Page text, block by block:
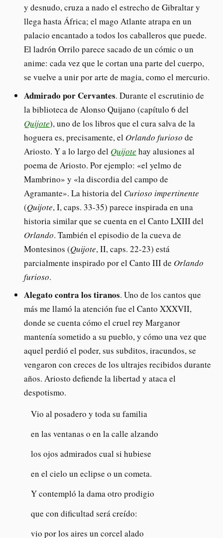
y desnudo, cruza a nado el estrecho de Gibraltar y
llega hasta África; el mago Atlante atrapa en un
palacio encantado a todos los caballeros que puede.
El ladrón Orrilo parece sacado de un cómic o un
anime: cada vez que le cortan una parte del cuerpo,
se vuelve a unir por arte de magia, como el mercurio.
Admirado por Cervantes. Durante el escrutinio de
la biblioteca de Alonso Quijano (capítulo 6 del
Quijote), uno de los libros que el cura salva de la
hoguera es, precisamente, el Orlando furioso de
Ariosto. Y a lo largo del Quijote hay alusiones al
poema de Ariosto. Por ejemplo: «el yelmo de
Mambrino» y «la discordia del campo de
Agramante». La historia del Curioso impertinente
(Quijote, I, caps. 33-35) parece inspirada en una
historia similar que se cuenta en el Canto LXIII del
Orlando. También el episodio de la cueva de
Montesinos (Quijote, II, caps. 22-23) está
parcialmente inspirado por el Canto III de Orlando
furioso.
Alegato contra los tiranos. Uno de los cantos que
más me llamó la atención fue el Canto XXXVII,
donde se cuenta cómo el cruel rey Marganor
mantenía sometido a su pueblo, y cómo una vez que
aquel perdió el poder, sus subditos, iracundos, se
vengaron con creces de los ultrajes recibidos durante
años. Ariosto defiende la libertad y ataca el
despotismo.
Vio al posadero y toda su familia
en las ventanas o en la calle alzando
los ojos admirados cual si hubiese
en el cielo un eclipse o un cometa.
Y contempló la dama otro prodigio
que con dificultad será creído:
vio por los aires un corcel alado